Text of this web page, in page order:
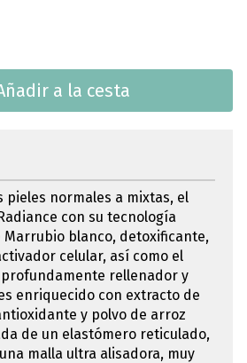
a la cesta
pieles normales a mixtas, el
con su tecnología
Marrubio blanco, detoxificante,
celular, así como el
profundamente rellenador y
enriquecido con extracto de
y polvo de arroz
de un elastómero reticulado,
malla ultra alisadora, muy